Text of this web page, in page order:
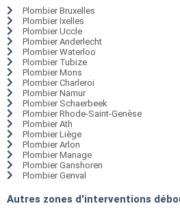
Plombier Bruxelles
Plombier Ixelles
Plombier Uccle
Plombier Anderlecht
Plombier Waterloo
Plombier Tubize
Plombier Mons
Plombier Charleroi
Plombier Namur
Plombier Schaerbeek
Plombier Rhode-Saint-Genèse
Plombier Ath
Plombier Liège
Plombier Arlon
Plombier Manage
Plombier Ganshoren
Plombier Genval
Autres zones d'interventions